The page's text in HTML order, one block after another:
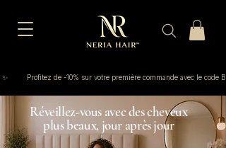
✨         Profitez de -10% sur votre première commande avec le code
Réveillez-vous avec des cheveux
plus beaux, jour après jour